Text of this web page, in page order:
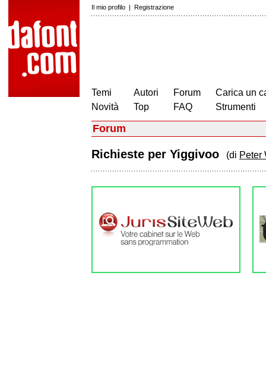
Il mio profilo | Registrazione
Temi
Novità
Autori
Top
Forum
FAQ
Carica un
Strumenti
Forum
Richieste per Yiggivoo (di Peter